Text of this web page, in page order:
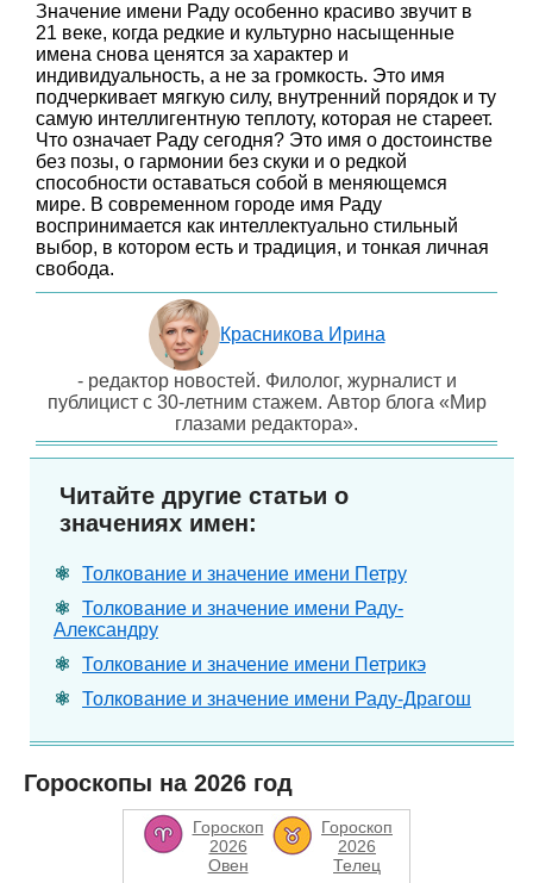
Значение имени Раду особенно красиво звучит в
21 веке, когда редкие и культурно насыщенные
имена снова ценятся за характер и
индивидуальность, а не за громкость. Это имя
подчеркивает мягкую силу, внутренний порядок и ту
самую интеллигентную теплоту, которая не стареет.
Что означает Раду сегодня? Это имя о достоинстве
без позы, о гармонии без скуки и о редкой
способности оставаться собой в меняющемся
мире. В современном городе имя Раду
воспринимается как интеллектуально стильный
выбор, в котором есть и традиция, и тонкая личная
свобода.
Красникова Ирина
- редактор новостей. Филолог, журналист и
публицист с 30-летним стажем. Автор блога «Мир
глазами редактора».
Читайте другие статьи о
значениях имен:
Толкование и значение имени Петру
Толкование и значение имени Раду-
Александру
Толкование и значение имени Петрикэ
Толкование и значение имени Раду-Драгош
Гороскопы на 2026 год
Гороскоп
2026
Овен
Гороскоп
2026
Телец